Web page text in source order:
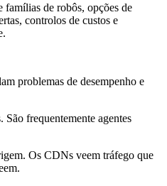
famílias de robôs, opções de
controlos de custos e
problemas de desempenho e
frequentemente agentes
Os CDNs veem tráfego que